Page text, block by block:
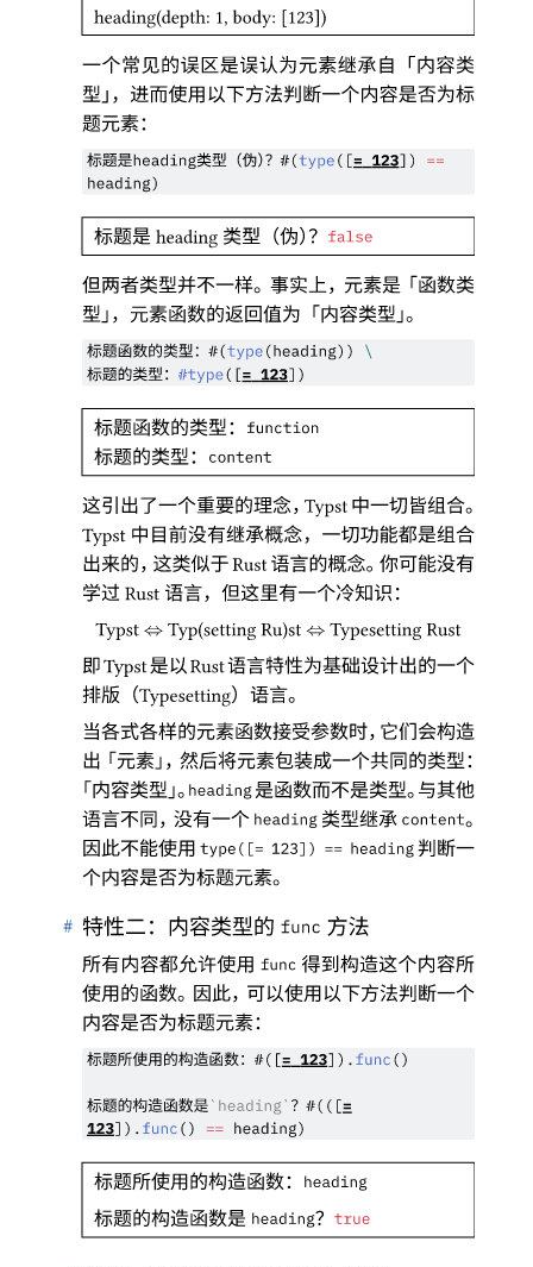
heading(depth: 1, body: [123])
一个常见的误区是误认为元素继承自 「 内容类
型」， 进而使用以下方法判断一个内容是否为标
题元素：
标题是heading类型 （伪）？#(type ([= 123]) ==
heading)
标题是 heading 类型 （伪）？ false
但两者类型并不一样。 事实上， 元素是 「 函数类
型」， 元素函数的返回值为 「 内容类型」。
标题函数的类型：#(type (heading)) \
标题的类型 ： #type( [= 123] )
标题函数的类型： function
标题的类型： content
这引出了一个重要的理念，Typst 中一切皆组合。
Typst中目前没有继承概念， 一切功能都是组合
出来的， 这类似于Rust语言的概念。 你可能没有
学过 Rust 语言，但这里有一个冷知识：
Typst ⇔ Typ(setting Ru)st ⇔ Typesetting Rust
即Typst是以Rust语言特性为基础设计出的一个
排版 （Typesetting）语言。
当各式各样的元素函数接受参数时， 它们会构造
出 「 元素」， 然后将元素包装成一个共同的类型：
「 内容类型」。 heading是函数而不是类型。 与其他
语言不同 ， 没有一个 heading类型继承 content。
因此不能使用 type([= 123]) == heading判断一
个内容是否为标题元素。
# 特性二： 内容类型的 func 方法
所有内容都允许使用 func 得到构造这个内容所
使用的函数。 因此， 可以使用以下方法判断一个
内容是否为标题元素：
标题所使用的构造函数： #([= 123]).func ()
标题的构造函数是 ` heading ` ？#( ( [=
123
) . func ( ) == heading )
标题所使用的构造函数： heading
标题的构造函数是 heading？ true